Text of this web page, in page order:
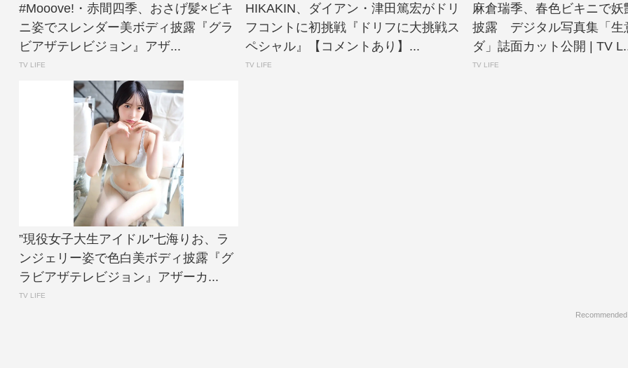
#Mooove!・赤間四季、おさげ髪×ビキ
ニ姿でスレンダー美ボディ披露『グラ
ビアザテレビジョン』アザ...
TV LIFE
HIKAKIN、ダイアン・津田篤宏がドリ
フコントに初挑戦『ドリフに大挑戦ス
ペシャル』【コメントあり】...
TV LIFE
麻倉瑞季、春色ビキニで妖
披露 デジタル写真集「生
ダ」誌面カット公開 | TV
TV LIFE
”現役女子大生アイドル”七海りお、ラ
ンジェリー姿で色白美ボディ披露『グ
ラビアザテレビジョン』アザーカ...
TV LIFE